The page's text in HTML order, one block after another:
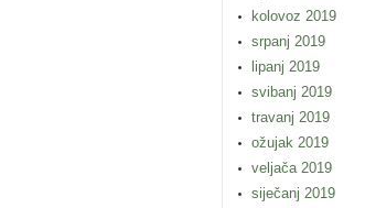
kolovoz 2019
srpanj 2019
lipanj 2019
svibanj 2019
travanj 2019
ožujak 2019
veljača 2019
siječanj 2019